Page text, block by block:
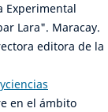
Experimental
Lara". Maracay.
editora de la
en el ámbito